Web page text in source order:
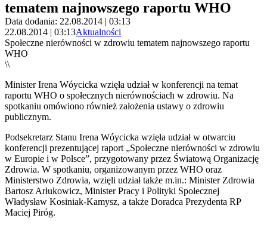
tematem najnowszego raportu WHO
Data dodania: 22.08.2014 | 03:13
22.08.2014 | 03:13Aktualności
Społeczne nierówności w zdrowiu tematem najnowszego raportu
WHO
\\
Minister Irena Wóycicka wzięła udział w konferencji na temat
raportu WHO o społecznych nierównościach w zdrowiu. Na
spotkaniu omówiono również założenia ustawy o zdrowiu
publicznym.
Podsekretarz Stanu Irena Wóycicka wzięła udział w otwarciu
konferencji prezentującej raport „Społeczne nierówności w zdrowiu
w Europie i w Polsce”, przygotowany przez Światową Organizację
Zdrowia. W spotkaniu, organizowanym przez WHO oraz
Ministerstwo Zdrowia, wzięli udział także m.in.: Minister Zdrowia
Bartosz Arłukowicz, Minister Pracy i Polityki Społecznej
Władysław Kosiniak-Kamysz, a także Doradca Prezydenta RP
Maciej Piróg.